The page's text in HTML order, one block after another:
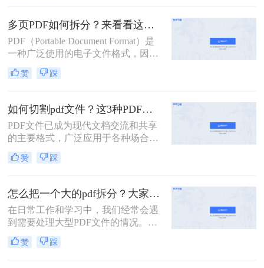
时候就需要将PDF文档拆分为多个部
分。本文将介绍PDF文档如何拆分，
并提供了几种实用的方法。
多页PDF如何拆分？来看看这三个PDF拆分方法！
PDF（Portable Document Format）是
一种广泛使用的电子文件格式，因其
跨平台、不易修改的特性而备受青
睐。然而，有时我们可能需要对一个
单独处理或分享其中的某一部分。那
么多页pdf如何拆分呢？本文将详细介
绍几种拆分多页PDF的方法，帮助读
者轻松应对这一需求。
赞 踩
如何切割pdf文件？这3种PDF分割方法很简单!
PDF文件已成为现代文档交流和共享
的主要格式，广泛应用于各种场合，
如商务、教育、科研等。但是，PDF
文件通常比较大，内容较多，如果需
往往会比较麻烦。为了解决这些问
题，我们需要一款方便易用的PDF文
件切割工具。那么如何切割pdf文件？
一个工具轻松搞定！一起来看看吧。
赞 踩
怎么把一个大的pdf拆分？大家试试这二种常用方法！
在日常工作和学习中，我们经常会遇
到需要处理大型PDF文件的情况。当
这些文件过于庞大，包含多个章节或
页面时，我们可能会希望将其拆分成
赞 踩